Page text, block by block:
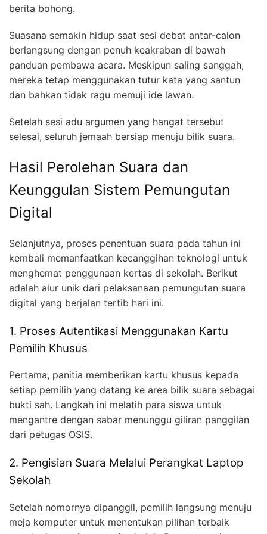
berita bohong.
Suasana semakin hidup saat sesi debat antar-calon
berlangsung dengan penuh keakraban di bawah
panduan pembawa acara. Meskipun saling sanggah,
mereka tetap menggunakan tutur kata yang santun
dan bahkan tidak ragu memuji ide lawan.
Setelah sesi adu argumen yang hangat tersebut
selesai, seluruh jemaah bersiap menuju bilik suara.
Hasil Perolehan Suara dan
Keunggulan Sistem Pemungutan
Digital
Selanjutnya, proses penentuan suara pada tahun ini
kembali memanfaatkan kecanggihan teknologi untuk
menghemat penggunaan kertas di sekolah. Berikut
adalah alur unik dari pelaksanaan pemungutan suara
digital yang berjalan tertib hari ini.
1. Proses Autentikasi Menggunakan Kartu
Pemilih Khusus
Pertama, panitia memberikan kartu khusus kepada
setiap pemilih yang datang ke area bilik suara sebagai
bukti sah. Langkah ini melatih para siswa untuk
mengantre dengan sabar menunggu giliran panggilan
dari petugas OSIS.
2. Pengisian Suara Melalui Perangkat Laptop
Sekolah
Setelah nomornya dipanggil, pemilih langsung menuju
meja komputer untuk menentukan pilihan terbaik